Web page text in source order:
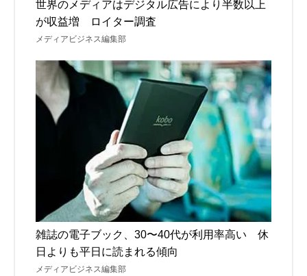
世界のメディアはデジタル広告により半数以上
が収益増 ロイター調査
メディアビジネス編集部
雑誌の電子ブック、30〜40代が利用率高い 休
日よりも平日に読まれる傾向
メディアビジネス編集部